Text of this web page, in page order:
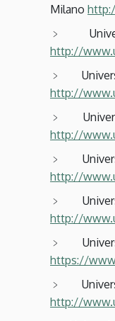
Milano
http://
http://
http://
http://
http://
https://
http://